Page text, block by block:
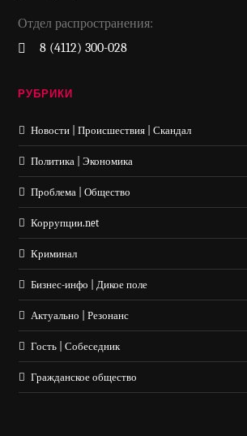
Отдел распространения:
8 (4112) 300-028
РУБРИКИ
Новости | Происшествия | Скандал
Политика | Экономика
Проблема | Общество
Коррупции.net
Криминал
Бизнес-инфо | Дикое поле
Актуально | Резонанс
Гость | Собеседник
Гражданское общество